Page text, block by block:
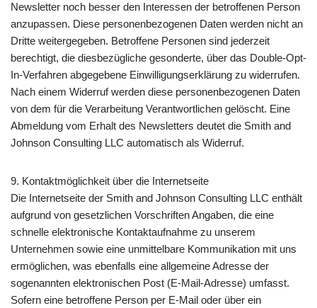
Newsletter noch besser den Interessen der betroffenen Person
anzupassen. Diese personenbezogenen Daten werden nicht an
Dritte weitergegeben. Betroffene Personen sind jederzeit
berechtigt, die diesbezügliche gesonderte, über das Double-Opt-
In-Verfahren abgegebene Einwilligungserklärung zu widerrufen.
Nach einem Widerruf werden diese personenbezogenen Daten
von dem für die Verarbeitung Verantwortlichen gelöscht. Eine
Abmeldung vom Erhalt des Newsletters deutet die Smith and
Johnson Consulting LLC automatisch als Widerruf.
9. Kontaktmöglichkeit über die Internetseite
Die Internetseite der Smith and Johnson Consulting LLC enthält
aufgrund von gesetzlichen Vorschriften Angaben, die eine
schnelle elektronische Kontaktaufnahme zu unserem
Unternehmen sowie eine unmittelbare Kommunikation mit uns
ermöglichen, was ebenfalls eine allgemeine Adresse der
sogenannten elektronischen Post (E-Mail-Adresse) umfasst.
Sofern eine betroffene Person per E-Mail oder über ein